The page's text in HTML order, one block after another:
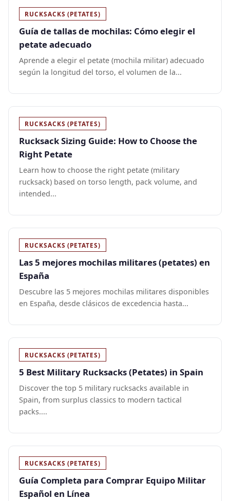
RUCKSACKS (PETATES)
Guía de tallas de mochilas: Cómo elegir el
petate adecuado
Aprende a elegir el petate (mochila militar) adecuado
según la longitud del torso, el volumen de la...
RUCKSACKS (PETATES)
Rucksack Sizing Guide: How to Choose the
Right Petate
Learn how to choose the right petate (military
rucksack) based on torso length, pack volume, and
intended...
RUCKSACKS (PETATES)
Las 5 mejores mochilas militares (petates) en
España
Descubre las 5 mejores mochilas militares disponibles
en España, desde clásicos de excedencia hasta...
RUCKSACKS (PETATES)
5 Best Military Rucksacks (Petates) in Spain
Discover the top 5 military rucksacks available in
Spain, from surplus classics to modern tactical
packs....
RUCKSACKS (PETATES)
Guía Completa para Comprar Equipo Militar
Español en Línea